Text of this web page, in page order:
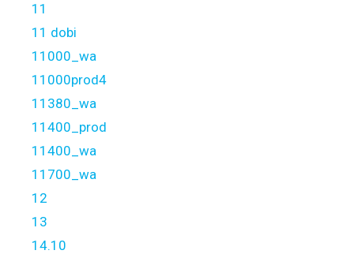
11
11 dobi
11000_wa
11000prod4
11380_wa
11400_prod
11400_wa
11700_wa
12
13
14.10